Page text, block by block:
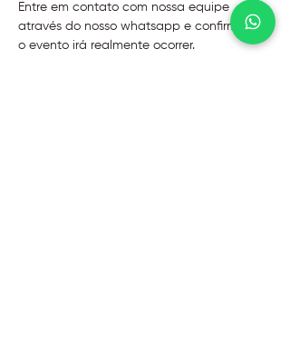
Entre em contato com nossa equipe
através do nosso whatsapp e confirme se
o evento irá realmente ocorrer.